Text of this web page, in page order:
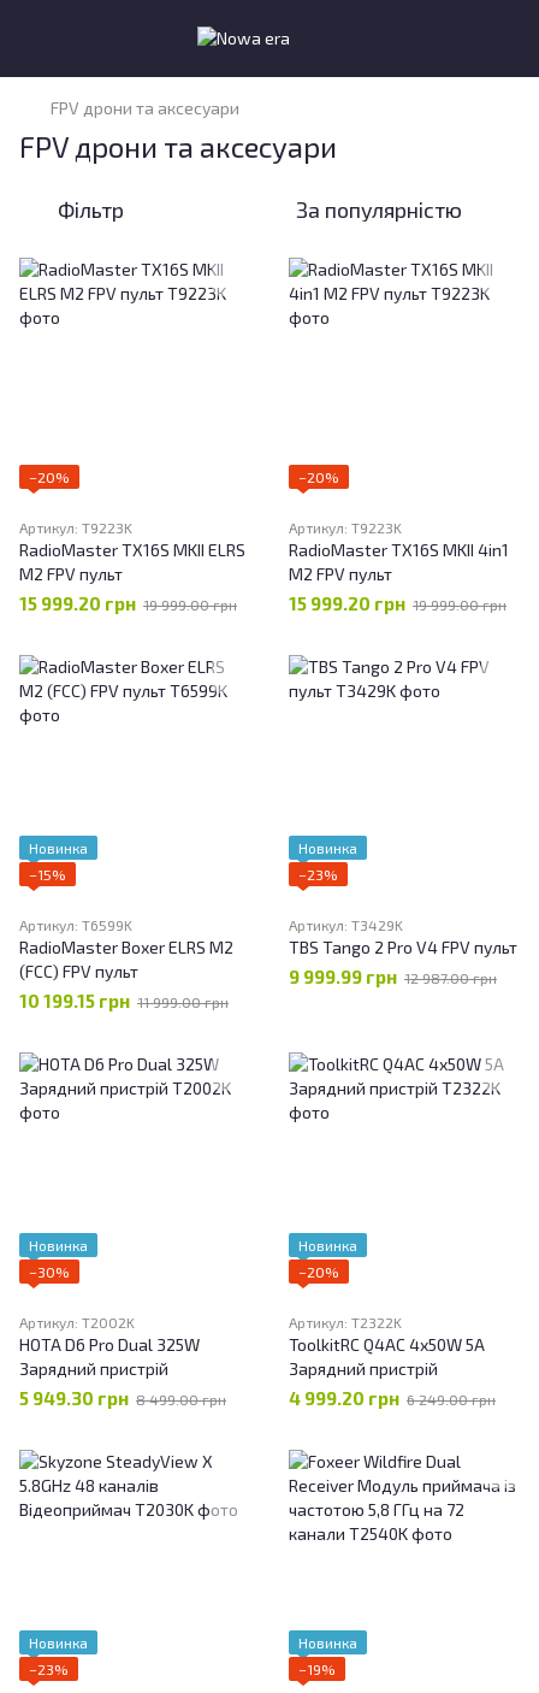
FPV дрони та аксесуари
FPV дрони та аксесуари
Фільтр За популярністю
−20%
Артикул: T9223K
RadioMaster TX16S MKII ELRS
M2 FPV пульт
15 999.20 грн 19 999.00 грн
−20%
Артикул: T9223K
RadioMaster TX16S MKII 4in1
M2 FPV пульт
15 999.20 грн 19 999.00 грн
Новинка
−15%
Артикул: T6599K
RadioMaster Boxer ELRS M2
(FCC) FPV пульт
10 199.15 грн 11 999.00 грн
Новинка
−23%
Артикул: T3429K
TBS Tango 2 Pro V4 FPV пульт
9 999.99 грн 12 987.00 грн
Новинка
−30%
Артикул: T2002K
HOTA D6 Pro Dual 325W
Зарядний пристрій
5 949.30 грн 8 499.00 грн
Новинка
−20%
Артикул: T2322K
ToolkitRC Q4AC 4x50W 5A
Зарядний пристрій
4 999.20 грн 6 249.00 грн
Новинка
−23%
Новинка
−19%